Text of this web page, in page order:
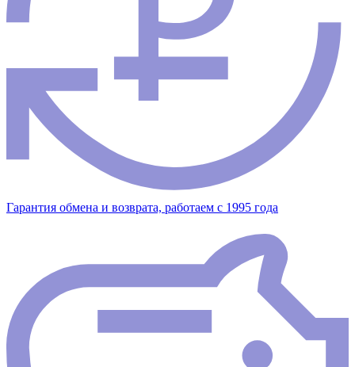
Гарантия обмена и возврата, работаем с 1995 года